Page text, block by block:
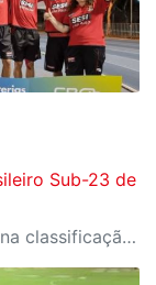
Sub-23 de
A equipe de Santo André foi a melhor na classificação geral e na masculina.